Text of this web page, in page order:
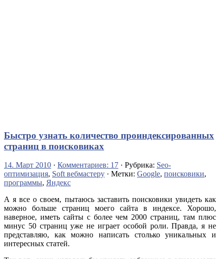
Быстро узнать количество проиндексированных
страниц в поисковиках
14. Март 2010 · Комментариев: 17 · Рубрика: Seo-
оптимизация, Soft вебмастеру · Метки: Google, поисковики,
программы, Яндекс
А я все о своем, пытаюсь заставить поисковики увидеть как
можно больше страниц моего сайта в индексе. Хорошо,
наверное, иметь сайты с более чем 2000 страниц, там плюс
минус 50 страниц уже не играет особой роли. Правда, я не
представляю, как можно написать столько уникальных и
интересных статей.